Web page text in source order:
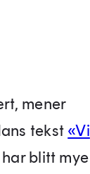
mener
tekst «Vi
har blitt mye